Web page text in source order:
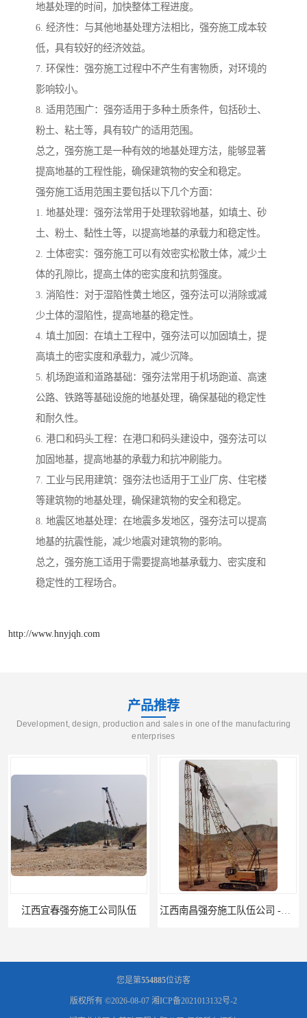
地基处理的时间，加快整体工程进度。
6. 经济性：与其他地基处理方法相比，强夯施工成本较
低，具有较好的经济效益。
7. 环保性：强夯施工过程中不产生有害物质，对环境的
影响较小。
8. 适用范围广：强夯适用于多种土质条件，包括砂土、
粉土、粘土等，具有较广的适用范围。
总之，强夯施工是一种有效的地基处理方法，能够显著
提高地基的工程性能，确保建筑物的安全和稳定。
强夯施工适用范围主要包括以下几个方面：
1. 地基处理：强夯法常用于处理软弱地基，如填土、砂
土、粉土、黏性土等，以提高地基的承载力和稳定性。
2. 土体密实：强夯施工可以有效密实松散土体，减少土
体的孔隙比，提高土体的密实度和抗剪强度。
3. 消陷性：对于湿陷性黄土地区，强夯法可以消除或减
少土体的湿陷性，提高地基的稳定性。
4. 填土加固：在填土工程中，强夯法可以加固填土，提
高填土的密实度和承载力，减少沉降。
5. 机场跑道和道路基础：强夯法常用于机场跑道、高速
公路、铁路等基础设施的地基处理，确保基础的稳定性
和耐久性。
6. 港口和码头工程：在港口和码头建设中，强夯法可以
加固地基，提高地基的承载力和抗冲刷能力。
7. 工业与民用建筑：强夯法也适用于工业厂房、住宅楼
等建筑物的地基处理，确保建筑物的安全和稳定。
8. 地震区地基处理：在地震多发地区，强夯法可以提高
地基的抗震性能，减少地震对建筑物的影响。
总之，强夯施工适用于需要提高地基承载力、密实度和
稳定性的工程场合。
http://www.hnyjqh.com
产品推荐
Development, design, production and sales in one of the manufacturing
enterprises
江西南昌强夯施工队伍公司 -湖南业峻强夯基础工程 江西新余强夯施工队伍公司 —业峻强夯基础工程
您是第554885位访客
版权所有 ©2026-08-07 湘ICP备2021013132号-2